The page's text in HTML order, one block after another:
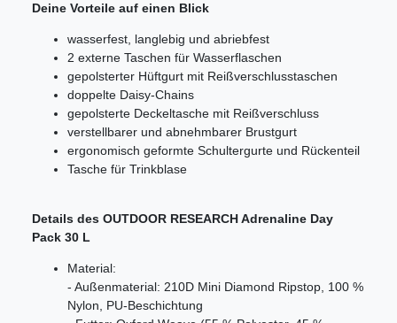
Deine Vorteile auf einen Blick
wasserfest, langlebig und abriebfest
2 externe Taschen für Wasserflaschen
gepolsterter Hüftgurt mit Reißverschlusstaschen
doppelte Daisy-Chains
gepolsterte Deckeltasche mit Reißverschluss
verstellbarer und abnehmbarer Brustgurt
ergonomisch geformte Schultergurte und Rückenteil
Tasche für Trinkblase
Details des OUTDOOR RESEARCH Adrenaline Day
Pack 30 L
Material:
- Außenmaterial: 210D Mini Diamond Ripstop, 100 %
Nylon, PU-Beschichtung